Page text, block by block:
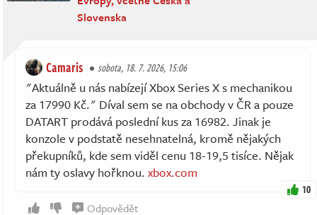
Slovenska
Camaris sobota, 18. 7. 2026, 15:06
"Aktuálně u nás nabízejí Xbox Series X s mechanikou
za 17990 Kč." Díval sem se na obchody v ČR a pouze
DATART prodává poslední kus za 16982. Jinak je
konzole v podstatě nesehnatelná, kromě nějakých
překupníků, kde sem viděl cenu 18-19,5 tisíce. Nějak
nám ty oslavy hořknou. xbox.com
10
Odpovědět